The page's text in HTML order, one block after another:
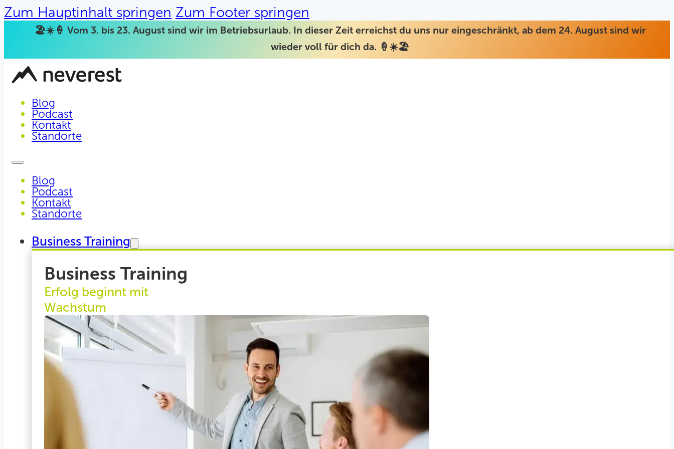
Zum Hauptinhalt springen Zum Footer springen
🏖️☀️🍦 Vom 3. bis 23. August sind wir im Betriebsurlaub. In dieser Zeit erreichst du uns nur eingeschränkt, ab dem 24. August sind wir
wieder voll für dich da. 🍦☀️🏖️
Blog
Podcast
Kontakt
Standorte
Blog
Podcast
Kontakt
Standorte
Business Training
Business Training
Erfolg beginnt mit
Wachstum